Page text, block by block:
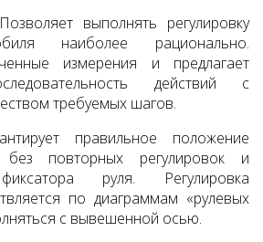
выполнять регулировку
наиболее рационально.
измерения и предлагает
действий с
требуемых шагов.
правильное положение
без повторных регулировок и
руля. Регулировка
по диаграммам «рулевых
с вывешенной осью.